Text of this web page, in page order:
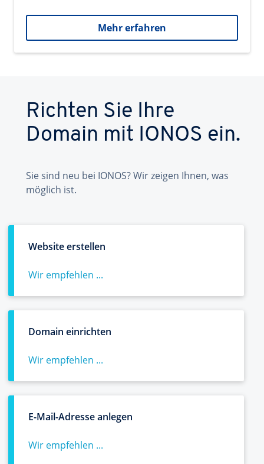
Mehr erfahren
Richten Sie Ihre
Domain mit IONOS ein.
Sie sind neu bei IONOS? Wir zeigen Ihnen, was
möglich ist.
Website erstellen
Wir empfehlen ...
Domain einrichten
Wir empfehlen ...
E-Mail-Adresse anlegen
Wir empfehlen ...